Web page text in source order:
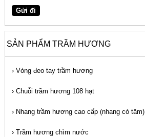
SẢN PHẨM TRẦM HƯƠNG
› Vòng đeo tay trầm hương
› Chuỗi trầm hương 108 hạt
› Nhang trầm hương cao cấp (nhang có tăm)
› Trầm hương chìm nước